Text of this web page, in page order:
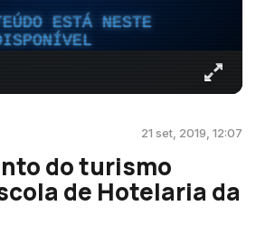
ESTÁ NESTE
21 set, 2019, 12:07
do turismo
de Hotelaria da